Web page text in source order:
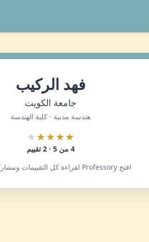
فهد الركيب
جامعة الكويت
هندسة مدنية · كلية الهندسة
★★★★
★
4 من 5 · 2 تقييم
افتح Professory لقراءة كل التقييمات ومشاركة تجربتك